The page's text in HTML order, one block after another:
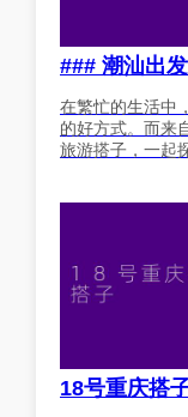
### 潮汕出
在繁忙的生活中
的好方式。而来
旅游搭子，一起
18号重庆搭